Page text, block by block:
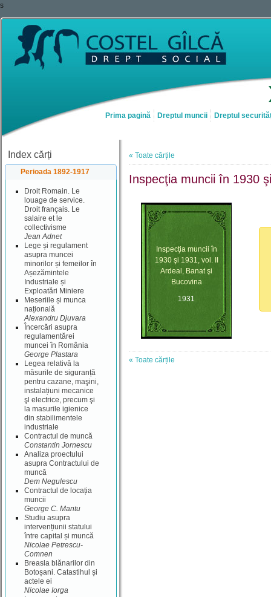
s
Prima pagină Dreptul muncii Dreptul
Index cărți
Perioada 1892-1917
Droit Romain. Le
louage de service.
Droit français. Le
salaire et le
collectivisme
Jean Adnet
Lege și regulament
asupra muncei
minorilor și femeilor în
Așezămintele
Industriale și
Exploatări Miniere
Meseriile și munca
națională
Alexandru Djuvara
Încercări asupra
regulamentărei
muncei în România
George Plastara
Legea relativă la
măsurile de siguranță
pentru cazane, maşini,
instalațiuni mecanice
şl electrice, precum şi
la masurile igienice
din stabilimentele
industriale
Contractul de muncă
Constantin Jornescu
Analiza proectului
asupra Contractului de
muncă
Dem Negulescu
Contractul de locația
muncii
George C. Mantu
Studiu asupra
intervențiunii statului
între capital și muncă
Nicolae Petrescu‐
Comnen
Breasla blănarilor din
Botoșani. Catastihul și
actele ei
Nicolae Iorga
« Toate cărțile
Inspecţia muncii în 1930
Inspecţia muncii în
1930 şi 1931, vol. II
Ardeal, Banat şi
Bucovina
1931
« Toate cărțile